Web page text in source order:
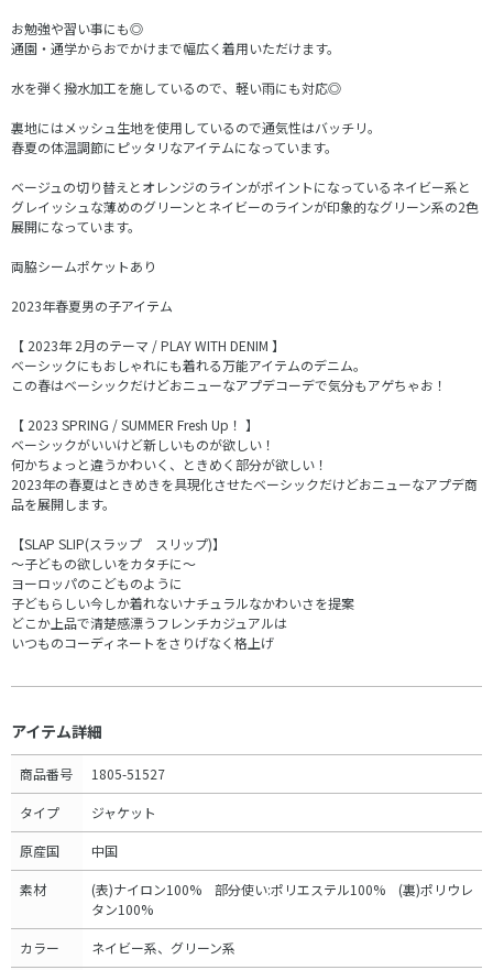
お勉強や習い事にも◎
通園・通学からおでかけまで幅広く着用いただけます。
水を弾く撥水加工を施しているので、軽い雨にも対応◎
裏地にはメッシュ生地を使用しているので通気性はバッチリ。
春夏の体温調節にピッタリなアイテムになっています。
ベージュの切り替えとオレンジのラインがポイントになっているネイビー系と
グレイッシュな薄めのグリーンとネイビーのラインが印象的なグリーン系の2色
展開になっています。
両脇シームポケットあり
2023年春夏男の子アイテム
【 2023年 2月のテーマ / PLAY WITH DENIM 】
ベーシックにもおしゃれにも着れる万能アイテムのデニム。
この春はベーシックだけどおニューなアプデコーデで気分もアゲちゃお！
【 2023 SPRING / SUMMER Fresh Up！ 】
ベーシックがいいけど新しいものが欲しい！
何かちょっと違うかわいく、ときめく部分が欲しい！
2023年の春夏はときめきを具現化させたベーシックだけどおニューなアプデ商
品を展開します。
【SLAP SLIP(スラップ スリップ)】
～子どもの欲しいをカタチに～
ヨーロッパのこどものように
子どもらしい今しか着れないナチュラルなかわいさを提案
どこか上品で清楚感漂うフレンチカジュアルは
いつものコーディネートをさりげなく格上げ
アイテム詳細
商品番号 1805-51527
タイプ ジャケット
原産国 中国
素材
(表)ナイロン100% 部分使い:ポリエステル100% (裏)ポリウレ
タン100%
カラー ネイビー系、グリーン系